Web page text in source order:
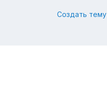
Создать тему